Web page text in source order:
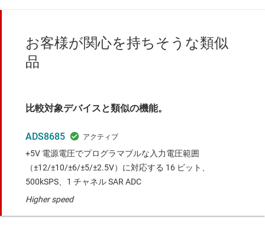
お客様が関心を持ちそうな類似
品
比較対象デバイスと類似の機能。
ADS8685
+5V 電源電圧でプログラマブルな入力電圧範囲
（±12/±10/±6/±5/±2.5V）に対応する 16 ビット、
500kSPS、1 チャネル SAR ADC
Higher speed